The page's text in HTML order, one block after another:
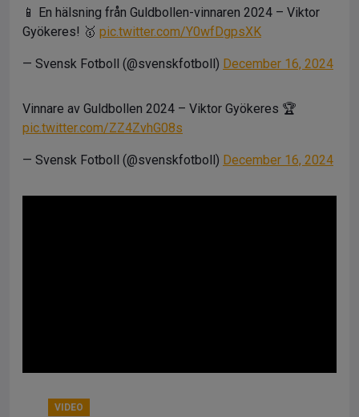
📱 En hälsning från Guldbollen-vinnaren 2024 – Viktor
Gyökeres! 🥇 pic.twitter.com/Y0wfDgpsXK
— Svensk Fotboll (@svenskfotboll) December 16, 2024
Vinnare av Guldbollen 2024 – Viktor Gyökeres 🏆
pic.twitter.com/ZZ4ZvhG08s
— Svensk Fotboll (@svenskfotboll) December 16, 2024
VIDEO